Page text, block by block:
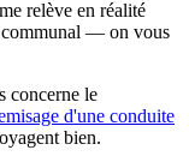
relève en réalité
— on vous
concerne le
d'une conduite
bien.